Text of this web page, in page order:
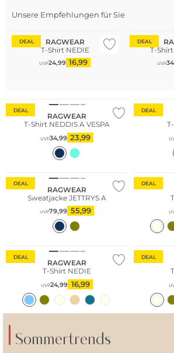
Unsere Empfehlungen für Sie
DEAL
RAGWEAR
T-Shirt NEDIE
UVP24,99 16,99
DEAL
T-
UVP
DEAL
RAGWEAR
T-Shirt NEDDIS A VESPA
UVP34,99 23,99
DEAL
DEAL
RAGWEAR
Sweatjacke JETTRYS A
UVP79,99 55,99
DEAL
DEAL
RAGWEAR
T-Shirt NEDIE
UVP24,99 16,99
DEAL
Bestseller
Sommertrends